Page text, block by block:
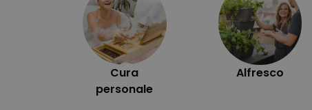
Cura
personale
Alfresco